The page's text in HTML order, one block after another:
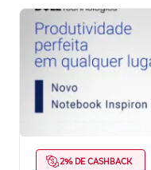
2% DE CASHBACK